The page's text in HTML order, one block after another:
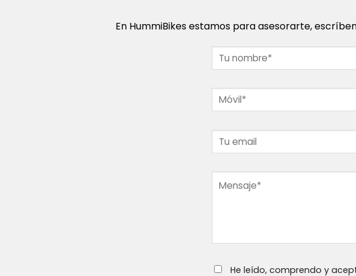
En HummiBikes estamos para asesorarte,
He leído, comprendo y